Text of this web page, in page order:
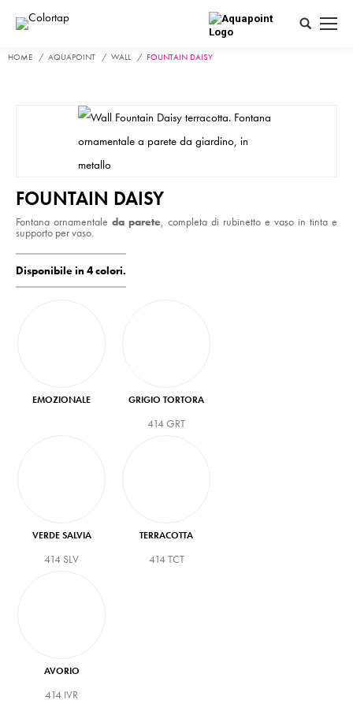
Search:
HOME AQUAPOINT WALL FOUNTAIN DAISY
FOUNTAIN DAISY
Fontana ornamentale da parete, completa di rubinetto e vaso in tinta e
supporto per vaso.
Disponibile in 4 colori.
EMOZIONALE GRIGIO TORTORA
414 GRT
VERDE SALVIA
414 SLV
TERRACOTTA
414 TCT
AVORIO
414 IVR